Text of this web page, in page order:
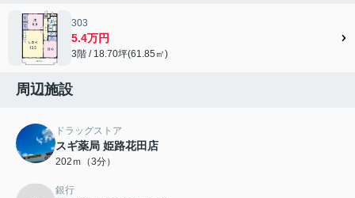
303
5.4万円
3階 / 18.70坪(61.85㎡)
周辺施設
ドラッグストア
スギ薬局 姫路花田店
202ｍ（3分）
銀行